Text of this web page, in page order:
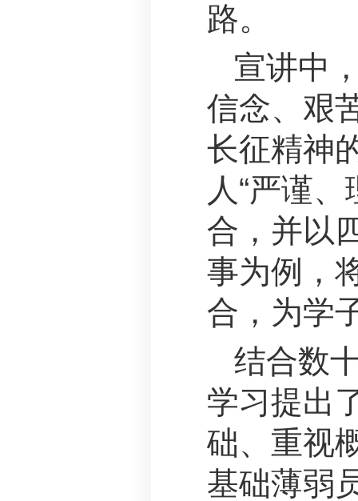
路。
宣讲中
信念、艰
长征精神
人“严谨
合，并以
事为例，
合，为学
结合数
学习提出
础、重视
基础薄弱